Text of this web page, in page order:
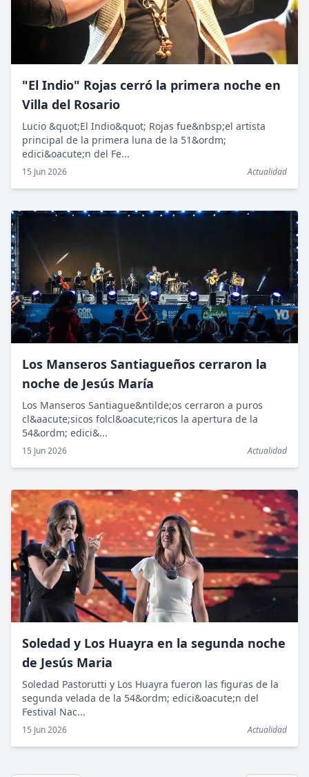
"El Indio" Rojas cerró la primera noche en
Villa del Rosario
Lucio &quot;El Indio&quot; Rojas fue&nbsp;el artista
principal de la primera luna de la 51&ordm;
edici&oacute;n del Fe...
15 Jun 2026 Actualidad
Los Manseros Santiagueños cerraron la
noche de Jesús María
Los Manseros Santiague&ntilde;os cerraron a puros
cl&aacute;sicos folcl&oacute;ricos la apertura de la
54&ordm; edici&...
15 Jun 2026 Actualidad
Soledad y Los Huayra en la segunda noche
de Jesús Maria
Soledad Pastorutti y Los Huayra fueron las figuras de la
segunda velada de la 54&ordm; edici&oacute;n del
Festival Nac...
15 Jun 2026 Actualidad